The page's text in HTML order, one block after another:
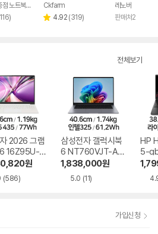
LG전자인증점 노트북랜드
)
페이
Ckfarm
별 4.92 리
(319)
레노버
판매처2
전체보기
2026 그램
16Z95U-G
원
(586)
삼성전자 갤럭시북
6 NT760VJT-A51
A
1,838,000원
5.0 (11)
HP
5-
가입신청